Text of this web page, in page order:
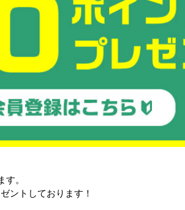
。
ントしております！